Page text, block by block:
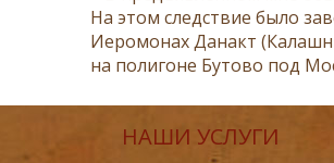
На этом следствие было
Иеромонах Данакт
на полигоне Бутово под
НАШИ УСЛУГИ